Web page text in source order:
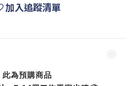
加入追蹤清單
此為預購商品